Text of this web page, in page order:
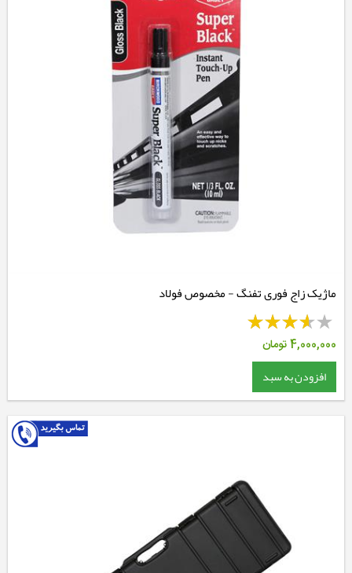
ماژیک زاج فوری تفنگ - مخصوص فولاد
4,000,000تومان
افزودن به سبد